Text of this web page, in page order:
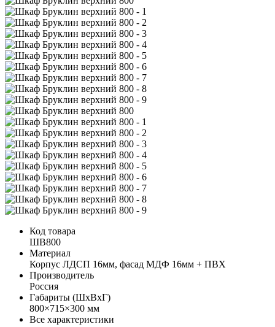
Код товара
ШВ800
Материал
Корпус ЛДСП 16мм, фасад МДФ 16мм + ПВХ
Производитель
Россия
Габариты (ШхВхГ)
800×715×300 мм
Все характеристики